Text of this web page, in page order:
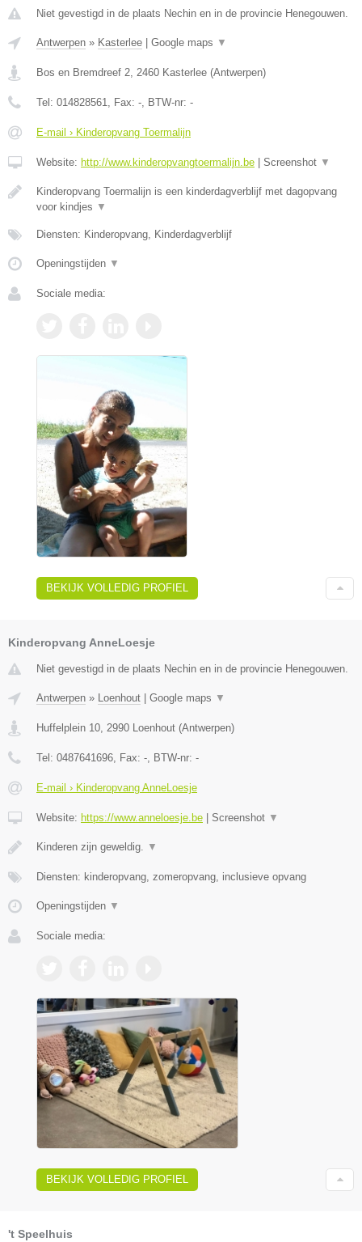
Niet gevestigd in de plaats Nechin en in de provincie Henegouwen.
Antwerpen » Kasterlee Google maps ▼
Bos en Bremdreef 2, 2460 Kasterlee (Antwerpen)
Tel: 014828561, Fax: -, BTW-nr: -
E-mail › Kinderopvang Toermalijn
Website: http://www.kinderopvangtoermalijn.be Screenshot ▼
Kinderopvang Toermalijn is een kinderdagverblijf met dagopvang
voor kindjes ▼
Diensten: Kinderopvang, Kinderdagverblijf
Openingstijden ▼
Sociale media:
BEKIJK VOLLEDIG PROFIEL
Kinderopvang AnneLoesje
Niet gevestigd in de plaats Nechin en in de provincie Henegouwen.
Antwerpen » Loenhout | Google maps ▼
Huffelplein 10 2990 Loenhout (Antwerpen)
Tel: 0487641696 , Fax: - , BTW-nr: -
E-mail › Kinderopvang AnneLoesje
Website: https://www.anneloesje.be | Screenshot ▼
Kinderen zijn geweldig. ▼
Diensten: kinderopvang, zomeropvang, inclusieve opvang
Openingstijden ▼
Sociale media:
BEKIJK VOLLEDIG PROFIEL
't Speelhuis